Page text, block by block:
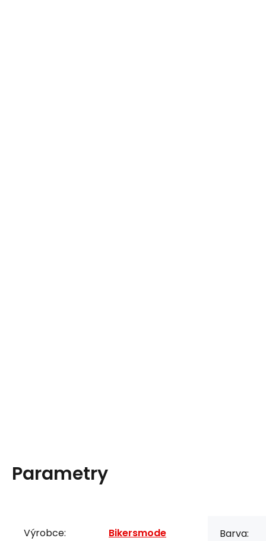
Parametry
Výrobce: Bikersmode Barva: